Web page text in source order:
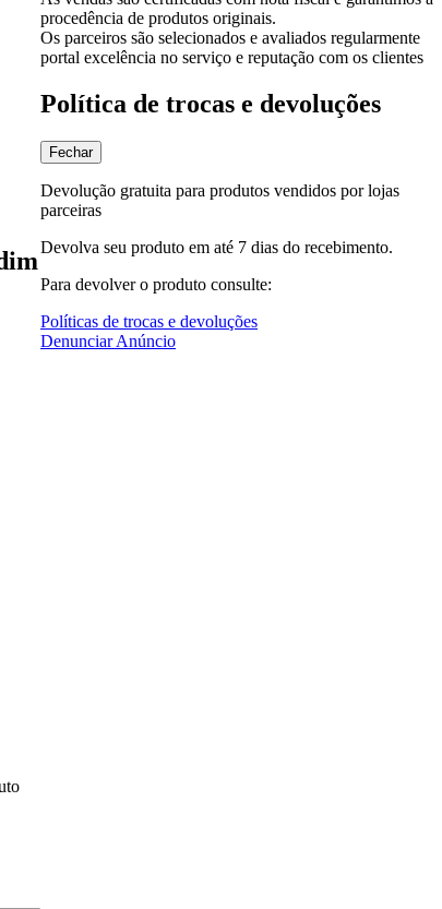
procedência de produtos originais.
Os parceiros são selecionados e avaliados regularmente
portal excelência no serviço e reputação com os clientes
Política de trocas e devoluções
Fechar
Devolução gratuita para produtos vendidos por lojas
parceiras
Devolva seu produto em até 7 dias do recebimento.
Para devolver o produto consulte:
Políticas de trocas e devoluções
Denunciar Anúncio